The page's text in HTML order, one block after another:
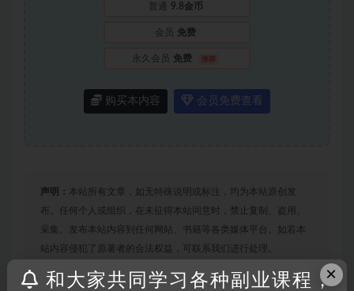
普通 9.8金币
会员 免费
永久会员 免费 推荐
购买本内容 会员免费查看
声明： 本站所有文章，如无特殊说明或标注，均为本站原创发
布。任何个人或组织，在未征得本站同意时，禁止复制、盗用、
采集、发布本站内容到任何网站、书籍等各类媒体平台。如若本
站内容侵犯了原著者的合法权益，可联系我们进行处理。
×
和大家共同学习各种副业课程，